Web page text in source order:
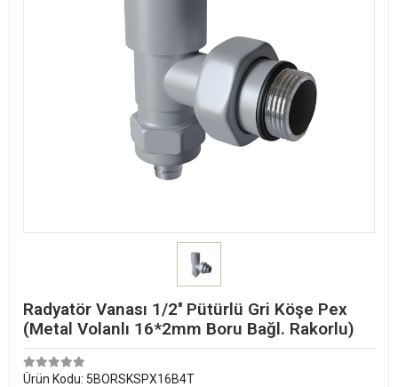
Radyatör Vanası 1/2'' Pütürlü Gri Köşe Pex
(Metal Volanlı 16*2mm Boru Bağl. Rakorlu)
Ürün Kodu: 5BORSKSPX16B4T